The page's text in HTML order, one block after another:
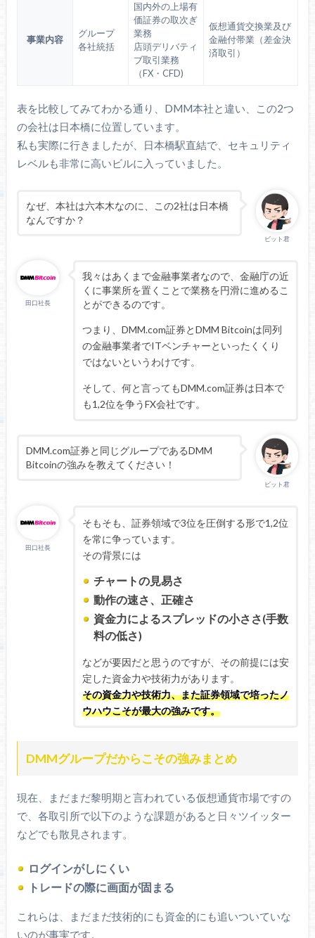
事業内容
グループ
各社統括
国内外の上場有
価証券の取次ぎ
業務
店頭デリバティ
ブ取引業務
（FX・CFD)
仮想通貨交換業及び
金融付帯業（差金決
済取引）
表を比較してみてわかる通り、DMM本社と違い、この2つ
の会社は日本橋に位置しています。
私も実際に行きましたが、日本橋駅直結で、セキュリティ
レベルも非常に高いビルに入っていました。
ビット君
なぜ、本社は六本木なのに、この2社は日本橋
なんですか？
田口社長
我々はあくまで金融事業者なので、金融庁の近
くに事業所を置くことで業務を円滑に進めるこ
とができるのです。
つまり、DMM.com証券とDMM Bitcoinは同列
の金融事業者でITベンチャーといったくくり
ではないというわけです。
そして、何と言ってもDMM.com証券は日本で
も1,2位を争うFX会社です。
ビット君
DMM.com証券と同じグループであるDMM
Bitcoinの強みを教えてください！
田口社長
そもそも、証券領域で3位を圧倒する形で1,2位
を常に争っています。
その背景には
チャートの見易さ
動作の速さ、正確さ
資金力によるスプレッドの小ささ(手数
料の低さ)
などが要因だと思うのですが、その前提には安
定した資金力や技術力があります。
その資金力や技術力、また証券領域で培ったノ
ウハウこそが最大の強みです。
DMMグループだからこその強みまとめ
現在、まだまだ黎明期と言われている仮想通貨市場ですの
で、各取引所で以下のような課題があると日々ツイッター
などでも散見されます。
ログインがしにくい
トレードの際に画面が固まる
これらは、まだまだ技術的にも資金的にも追いついていな
いのが事実です。